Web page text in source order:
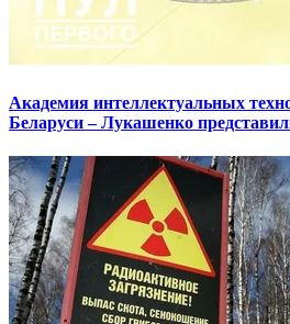
Академия интеллектуальных
Беларуси – Лукашенко